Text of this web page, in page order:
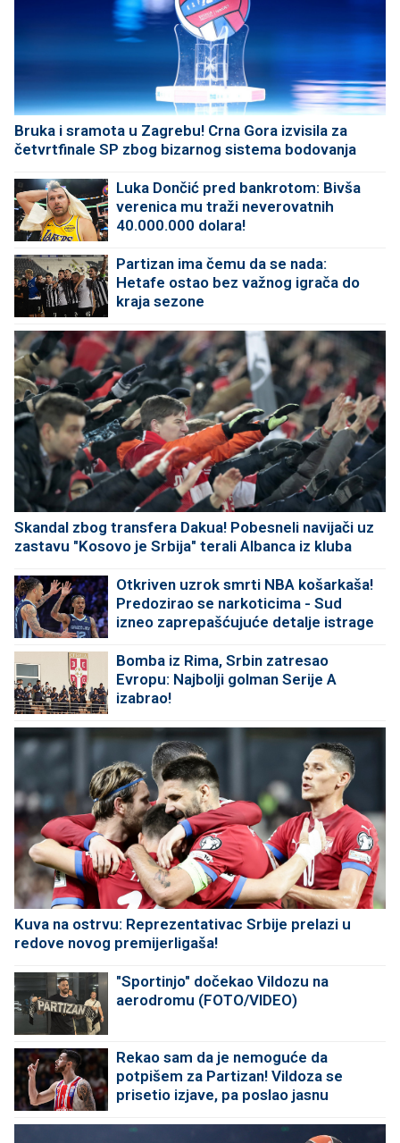
Bruka i sramota u Zagrebu! Crna Gora izvisila za
četvrtfinale SP zbog bizarnog sistema bodovanja
Luka Dončić pred bankrotom: Bivša
verenica mu traži neverovatnih
40.000.000 dolara!
Partizan ima čemu da se nada:
Hetafe ostao bez važnog igrača do
kraja sezone
Skandal zbog transfera Dakua! Pobesneli navijači uz
zastavu "Kosovo je Srbija" terali Albanca iz kluba
Otkriven uzrok smrti NBA košarkaša!
Predozirao se narkoticima - Sud
izneo zaprepašćujuće detalje istrage
Bomba iz Rima, Srbin zatresao
Evropu: Najbolji golman Serije A
izabrao!
Kuva na ostrvu: Reprezentativac Srbije prelazi u
redove novog premijerligaša!
"Sportinjo" dočekao Vildozu na
aerodromu (FOTO/VIDEO)
Rekao sam da je nemoguće da
potpišem za Partizan! Vildoza se
prisetio izjave, pa poslao jasnu